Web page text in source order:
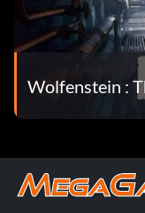
Wolfenstein :